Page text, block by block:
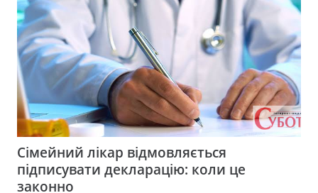
Сімейний лікар відмовляється
підписувати декларацію: коли це
законно